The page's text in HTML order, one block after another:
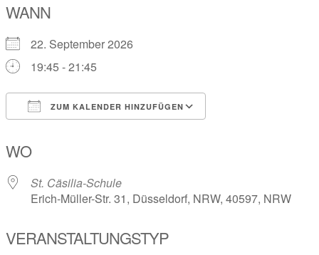
WANN
22. September 2026
19:45 - 21:45
ZUM KALENDER HINZUFÜGEN
WO
St. Cäsilia-Schule
Erich-Müller-Str. 31, Düsseldorf, NRW, 40597, NRW
VERANSTALTUNGSTYP